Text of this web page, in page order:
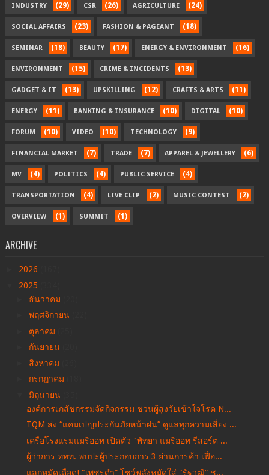
INDUSTRY (29) CSR (26) AGRICULTURE (24)
SOCIAL AFFAIRS (23) FASHION & PAGEANT (18)
SEMINAR (18) BEAUTY (17) ENERGY & ENVIRONMENT (16)
ENVIRONMENT (15) CRIME & INCIDENTS (13)
GADGET & IT (13) UPSKILLING (12) CRAFTS & ARTS (11)
ENERGY (11) BANKING & INSURANCE (10) DIGITAL (10)
FORUM (10) VIDEO (10) TECHNOLOGY (9)
FINANCIAL MARKET (7) TRADE (7) APPAREL & JEWELLERY (6)
MV (4) POLITICS (4) PUBLIC SERVICE (4)
TRANSPORTATION (4) LIVE CLIP (2) MUSIC CONTEST (2)
OVERVIEW (1) SUMMIT (1)
ARCHIVE
2026
2025
ธันวาคม
พฤศจิกายน
ตุลาคม
กันยายน
สิงหาคม
กรกฎาคม
มิถุนายน
องค์การเภสัชกรรมจัดกิจกรรม ชวนผู้สูงวัยเข้าใจโรค N...
TQM ส่ง “แคมเปญประกันภัยหน้าฝน” ดูแลทุกความเสี่ยง ...
เครือโรงแรมแมริออท เปิดตัว "พัทยา แมริออท รีสอร์ต ...
ผู้ว่าการ ททท. พบปะผู้ประกอบการ 3 ย่านการค้า เฟื่อ...
แลกหมัดเดือด! "เพชรดำ” โชว์พลังหมัดใส่ "รัฐวุฒิ” ช...